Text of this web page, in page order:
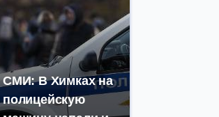
СМИ: В Химках на
полицейскую